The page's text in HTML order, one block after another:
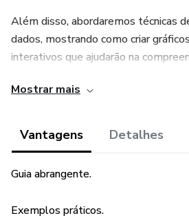
Além disso, abordaremos técnicas
dados, mostrando como criar
interativos que ajudarão na
through e segmentação de dados,
No decorrer do livro,
demonstrando como essa
Mostrar mais
Vantagens Detalhes
Guia abrangente.
Exemplos práticos.